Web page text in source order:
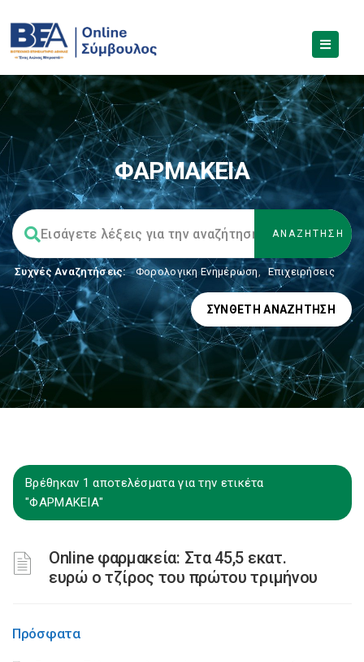
ΦΑΡΜΑΚΕΙΑ
Συχνές Αναζητήσεις: Φορολογικη Ενημέρωση, Επιχειρήσεις
ΣΎΝΘΕΤΗ ΑΝΑΖΉΤΗΣΗ
Βρέθηκαν 1 αποτελέσματα για την ετικέτα
"ΦΑΡΜΑΚΕΙΑ"
Online φαρμακεία: Στα 45,5 εκατ.
ευρώ ο τζίρος του πρώτου τριμήνου
Πρόσφατα